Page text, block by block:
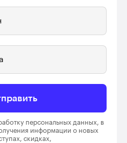
персональных данных, в
информации о новых
скидках,